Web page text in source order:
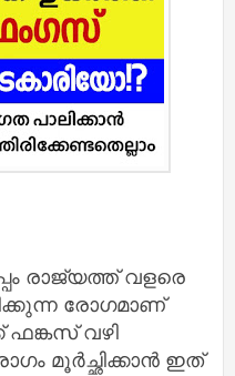
രാജ്യത്ത് വളരെ
രോഗമാണ്
ഫങ്കസ് വഴി
മൂർച്ഛിക്കാൻ ഇത്